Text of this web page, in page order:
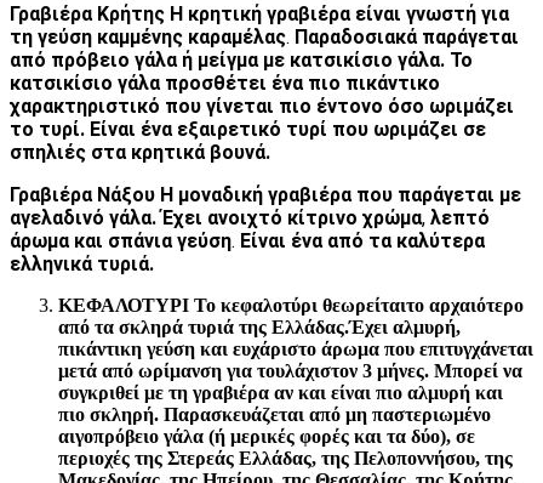
Γραβιέρα Κρήτης Η κρητική γραβιέρα είναι γνωστή για
τη γεύση καμμένης καραμέλας. Παραδοσιακά παράγεται
από πρόβειο γάλα ή μείγμα με κατσικίσιο γάλα. Το
κατσικίσιο γάλα προσθέτει ένα πιο πικάντικο
χαρακτηριστικό που γίνεται πιο έντονο όσο ωριμάζει
το τυρί. Είναι ένα εξαιρετικό τυρί που ωριμάζει σε
σπηλιές στα κρητικά βουνά.
Γραβιέρα Νάξου Η μοναδική γραβιέρα που παράγεται με
αγελαδινό γάλα. Έχει ανοιχτό κίτρινο χρώμα, λεπτό
άρωμα και σπάνια γεύση. Είναι ένα από τα καλύτερα
ελληνικά τυριά.
ΚΕΦΑΛΟΤΥΡΙ Το κεφαλοτύρι θεωρείταιτο αρχαιότερο
από τα σκληρά τυριά της Ελλάδας.Έχει αλμυρή,
πικάντικη γεύση και ευχάριστο άρωμα που επιτυγχάνεται
μετά από ωρίμανση για τουλάχιστον 3 μήνες. Μπορεί να
συγκριθεί με τη γραβιέρα αν και είναι πιο αλμυρή και
πιο σκληρή. Παρασκευάζεται από μη παστεριωμένο
αιγοπρόβειο γάλα (ή μερικές φορές και τα δύο), σε
περιοχές της Στερεάς Ελλάδας, της Πελοποννήσου, της